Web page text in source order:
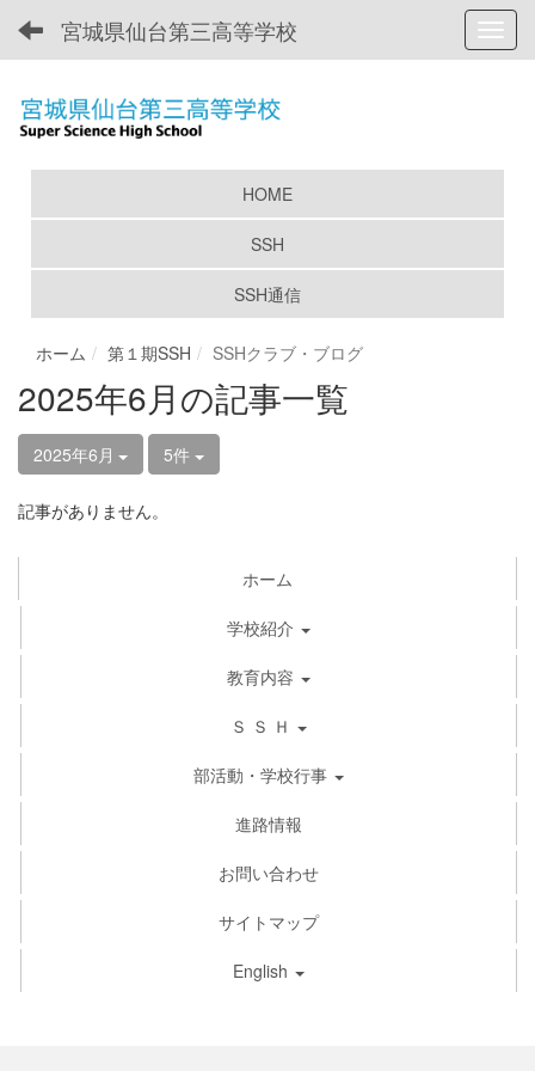
宮城県仙台第三高等学校
HOME
SSH
SSH通信
ホーム 第１期SSH SSHクラブ・ブログ
2025年6月の記事一覧
2025年6月 5件
記事がありません。
ホーム
学校紹介
教育内容
Ｓ Ｓ Ｈ
部活動・学校行事
進路情報
お問い合わせ
サイトマップ
English